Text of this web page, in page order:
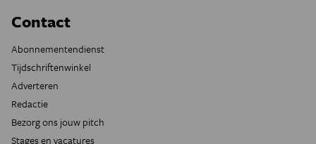
Contact
Abonnementendienst
Tijdschriftenwinkel
Adverteren
Redactie
Bezorg ons jouw pitch
Stages en vacatures